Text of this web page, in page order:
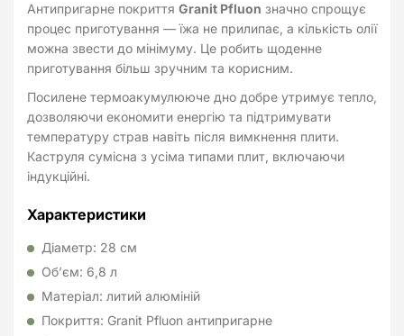
Антипригарне покриття Granit Pfluon значно спрощує
процес приготування — їжа не прилипає, а кількість олії
можна звести до мінімуму. Це робить щоденне
приготування більш зручним та корисним.
Посилене термоакумулююче дно добре утримує тепло,
дозволяючи економити енергію та підтримувати
температуру страв навіть після вимкнення плити.
Каструля сумісна з усіма типами плит, включаючи
індукційні.
Характеристики
Діаметр: 28 см
Об’єм: 6,8 л
Матеріал: литий алюміній
Покриття: Granit Pfluon антипригарне